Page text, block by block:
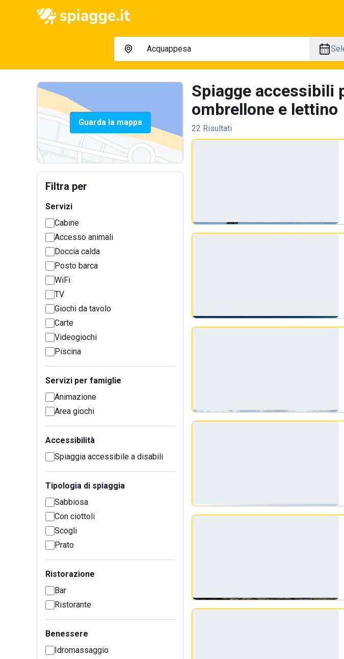
Guarda la mappa
Filtra per
Servizi
Cabine
Accesso animali
Doccia calda
Posto barca
WiFi
TV
Giochi da tavolo
Carte
Videogiochi
Piscina
Servizi per famiglie
Animazione
Area giochi
Accessibilità
Spiaggia accessibile a disabili
Tipologia di spiaggia
Sabbiosa
Con ciottoli
Scogli
Prato
Ristorazione
Bar
Ristorante
Benessere
Idromassaggio
Spiagge accessibili
ombrellone e lettino
22 Risultati